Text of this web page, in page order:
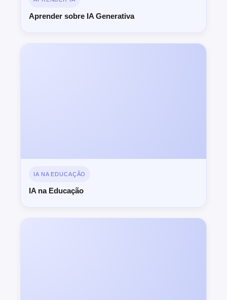
Aprender sobre IA Generativa
IA NA EDUCAÇÃO
IA na Educação